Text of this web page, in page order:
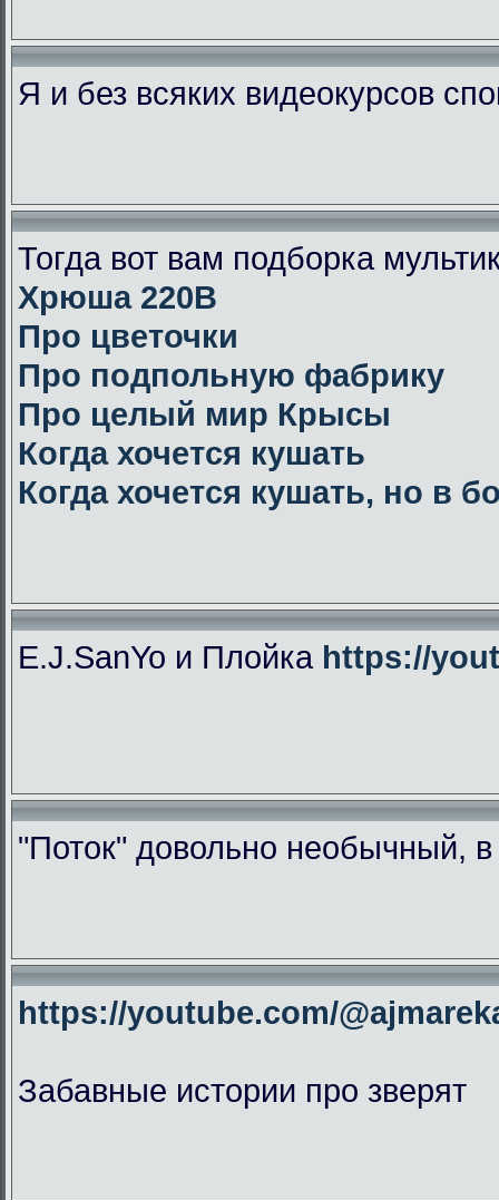
Я и без всяких видеокурсов
Тогда вот вам подборка
Хрюша 220В
Про цветочки
Про подпольную фабрику
Про целый мир Крысы
Когда хочется кушать
Когда хочется кушать, но в
E.J.SanYo и Плойка https://
"Поток" довольно необычный,
https://youtube.com/
Забавные истории про зверят